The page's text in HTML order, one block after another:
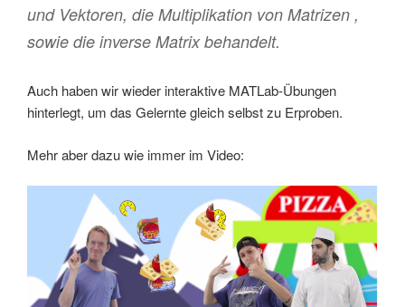
und Vektoren, die Multiplikation von Matrizen ,
sowie die inverse Matrix behandelt.
Auch haben wir wieder interaktive MATLab-Übungen
hinterlegt, um das Gelernte gleich selbst zu Erproben.
Mehr aber dazu wie immer im Video: